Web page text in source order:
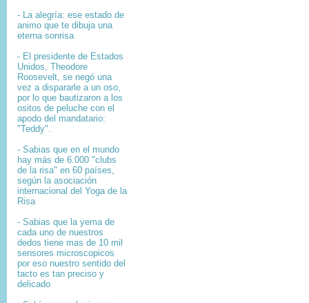
- La alegría: ese estado de
animo que te dibuja una
eterna sonrisa
- El presidente de Estados
Unidos, Theodore
Roosevelt, se negó una
vez a dispararle a un oso,
por lo que bautizaron a los
ositos de peluche con el
apodo del mandatario:
"Teddy".
- Sabias que en el mundo
hay más de 6.000 "clubs
de la risa" en 60 países,
según la asociación
internacional del Yoga de la
Risa
- Sabias que la yema de
cada uno de nuestros
dedos tiene mas de 10 mil
sensores microscopicos
por eso nuestro sentido del
tacto es tan preciso y
delicado